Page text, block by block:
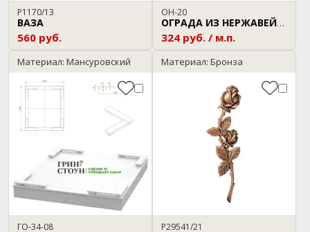
P1170/13
ВАЗА
560 руб.
ОН-20
ОГРАДА ИЗ НЕРЖАВЕЙКИ
324 руб. / м.п.
Материал: Мансуровский
ГО-34-08
Материал: Бронза
P29541/21